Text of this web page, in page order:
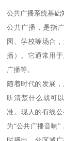
公共广播系统基础
公共广播，是指
园、学校等场合
播）。它通常用
广播等。
随着时代的发展
听清楚什么就可
准。现人的有线
为“公共广播音响